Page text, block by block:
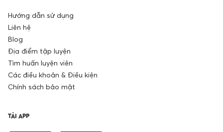
Hướng dẫn sử dụng
Liên hệ
Blog
Địa điểm tập luyện
Tìm huấn luyện viên
Các điều khoản & Điều kiện
Chính sách bảo mật
TẢI APP